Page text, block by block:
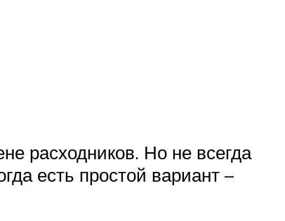
расходников. Но не всегда
есть простой вариант –